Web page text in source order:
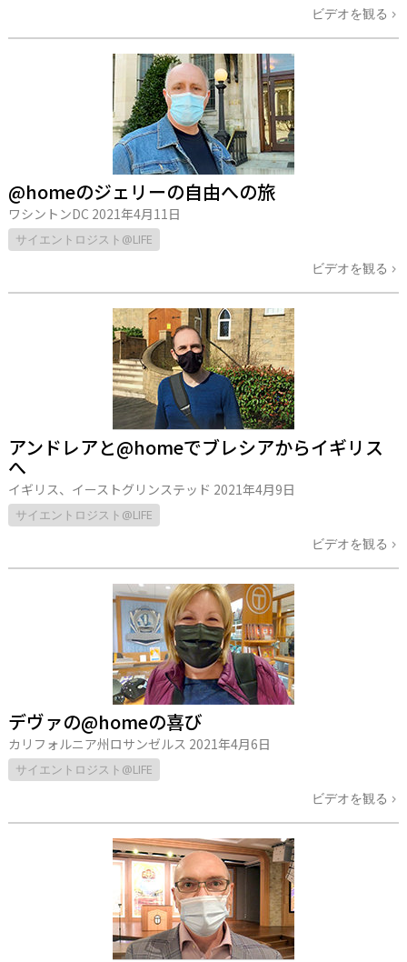
ビデオを観る
@homeのジェリーの自由への旅
ワシントンDC 2021年4月11日
サイエントロジスト@LIFE
ビデオを観る
アンドレアと@homeでブレシアからイギリス
へ
イギリス、イーストグリンステッド 2021年4月9日
サイエントロジスト@LIFE
ビデオを観る
デヴァの@homeの喜び
カリフォルニア州ロサンゼルス 2021年4月6日
サイエントロジスト@LIFE
ビデオを観る